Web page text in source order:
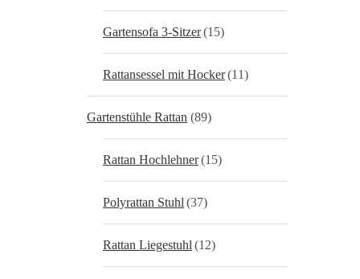
Gartensofa 3-Sitzer(15)
Rattansessel mit Hocker(11)
Gartenstühle Rattan (89)
Rattan Hochlehner(15)
Polyrattan Stuhl (37)
Rattan Liegestuhl (12)